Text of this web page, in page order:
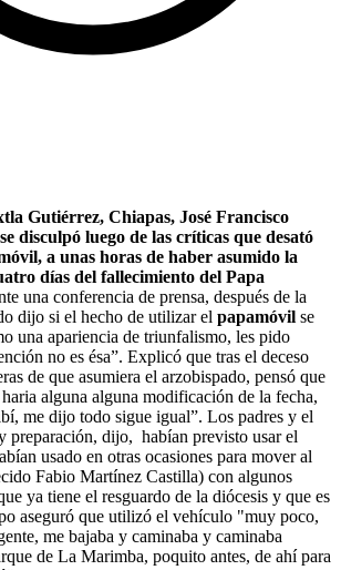
Gutiérrez, Chiapas, José Francisco
disculpó luego de las críticas que desató
a unas horas de haber asumido la
días del fallecimiento del Papa
una conferencia de prensa, después de la
dijo si el hecho de utilizar el papamóvil se
una apariencia de triunfalismo, les pido
no es ésa”. Explicó que tras el deceso
de que asumiera el arzobispado, pensó que
alguna alguna modificación de la fecha,
me dijo todo sigue igual”. Los padres y el
preparación, dijo, habían previsto usar el
usado en otras ocasiones para mover al
Fabio Martínez Castilla) con algunos
ya tiene el resguardo de la diócesis y que es
aseguró que utilizó el vehículo "muy poco,
me bajaba y caminaba y caminaba
de La Marimba, poquito antes, de ahí para